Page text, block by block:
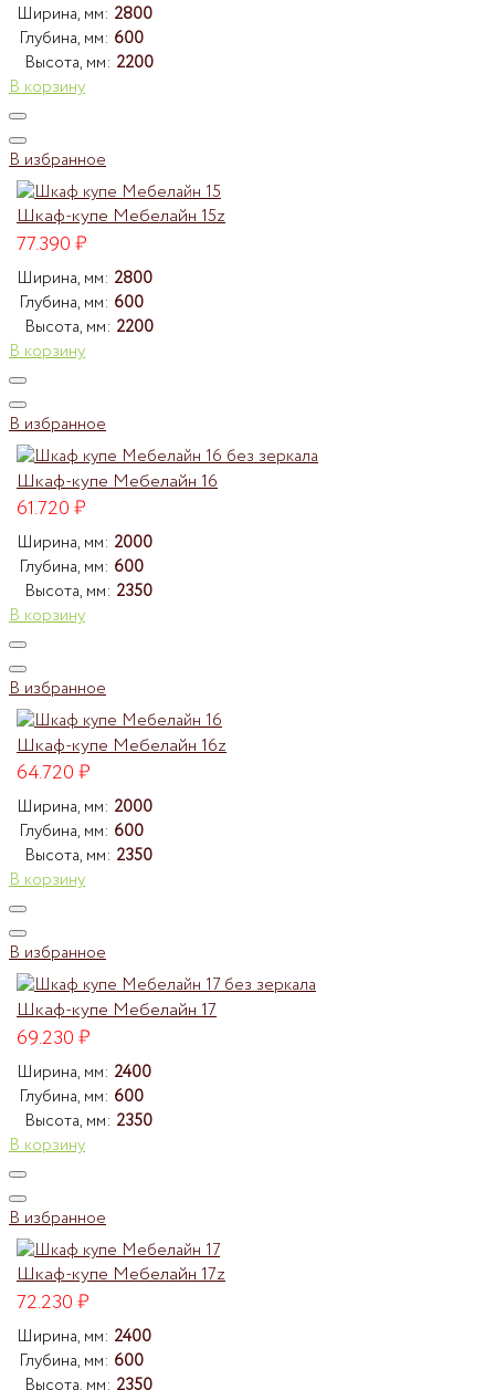
Ширина, мм: 2800
Глубина, мм: 600
Высота, мм: 2200
В корзину
В избранное
Шкаф-купе Мебелайн 15z
77.390₽
Ширина, мм: 2800
Глубина, мм: 600
Высота, мм: 2200
В корзину
В избранное
Шкаф-купе Мебелайн 16
61.720₽
Ширина, мм: 2000
Глубина, мм: 600
Высота, мм: 2350
В корзину
В избранное
Шкаф-купе Мебелайн 16z
64.720₽
Ширина, мм: 2000
Глубина, мм: 600
Высота, мм: 2350
В корзину
В избранное
Шкаф-купе Мебелайн 17
69.230₽
Ширина, мм: 2400
Глубина, мм: 600
Высота, мм: 2350
В корзину
В избранное
Шкаф-купе Мебелайн 17z
72.230₽
Ширина, мм: 2400
Глубина, мм: 600